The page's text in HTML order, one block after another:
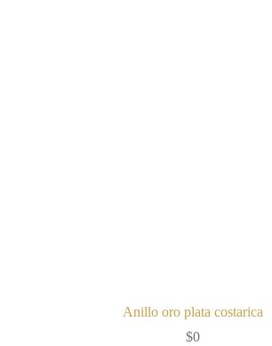
Anillo oro plata costarica
$0